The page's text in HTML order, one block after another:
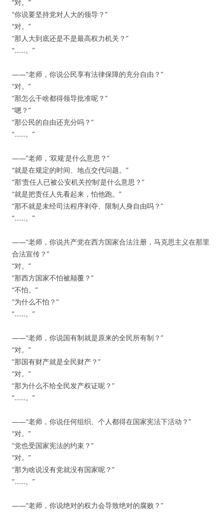
“对。”
“你说要坚持党对人大的领导？”
“对。”
“那人大到底还是不是最高权力机关？”
“……。”
——“老师，你说公民享有法律保障的充分自由？”
“对。”
“那怎么干啥都得领导批准呢？”
“嗯？”
“那公民的自由还充分吗？”
“……。”
——“老师，‘双规’是什么意思？”
“就是在规定的时间、地点交代问题。”
“那‘责任人已被公安机关控制’是什么意思？”
“就是把责任人先看起来，怕他跑。”
“那不就是未经司法程序剥夺、限制人身自由吗？”
“……。”
——“老师，你说共产党在西方国家合法注册，马克思主义在那里
合法宣传？”
“对。”
“那西方国家不怕被颠覆？”
“不怕。”
“为什么不怕？”
“……。”
——“老师，你说国有制就是原来的全民所有制？”
“对。”
“那国有财产就是全民财产？”
“对。”
“那为什么不给全民发产权证呢？”
“……。”
——“老师，你说任何组织、个人都得在国家宪法下活动？”
“对。”
“党也受国家宪法的约束？”
“对。”
“那为啥说没有党就没有国家呢？”
“……。”
——“老师，你说绝对的权力会导致绝对的腐败？”